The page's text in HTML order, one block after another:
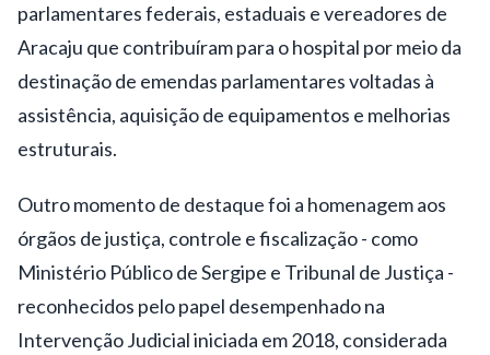
parlamentares federais, estaduais e vereadores de
Aracaju que contribuíram para o hospital por meio da
destinação de emendas parlamentares voltadas à
assistência, aquisição de equipamentos e melhorias
estruturais.
Outro momento de destaque foi a homenagem aos
órgãos de justiça, controle e fiscalização - como
Ministério Público de Sergipe e Tribunal de Justiça -
reconhecidos pelo papel desempenhado na
Intervenção Judicial iniciada em 2018, considerada